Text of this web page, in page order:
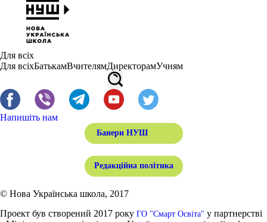
Для всіх
Для всіхБатькамВчителямДиректорамУчням
Напишіть нам
Банери НУШ
Редакційна політика
© Нова Українська школа, 2017
Проект був створений 2017 року ГО "Смарт Освіта" у партнерстві